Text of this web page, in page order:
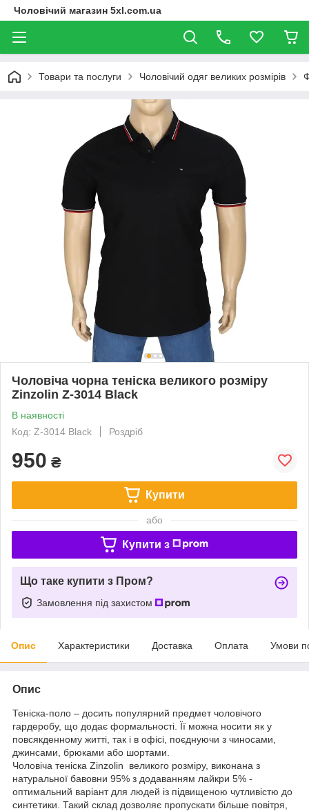
Чоловічий магазин 5xl.com.ua
Товари та послуги Чоловічий одяг великих розмірів
Чоловіча чорна теніска великого розміру
Zinzolin Z-3014 Black
В наявності
Код: Z-3014 Black
Роздріб
950 ₴
Купити
або
Купити з
Що таке купити з Пром?
Замовлення під захистом
Опис Характеристики Доставка Оплата Умови
Опис
Теніска-поло – досить популярний предмет чоловічого
гардеробу, що додає формальності. Її можна носити як у
повсякденному житті, так і в офісі, поєднуючи з чиносами,
джинсами, брюками або шортами.
Чоловіча теніска Zinzolin великого розміру, виконана з
натуральної бавовни 95% з додаванням лайкри 5% -
оптимальний варіант для людей із підвищеною чутливістю до
синтетики. Такий склад дозволяє пропускати більше повітря,